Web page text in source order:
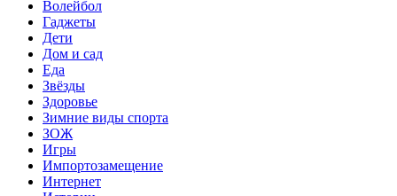
Волейбол
Гаджеты
Дети
Дом и сад
Еда
Звёзды
Здоровье
Зимние виды спорта
ЗОЖ
Игры
Импортозамещение
Интернет